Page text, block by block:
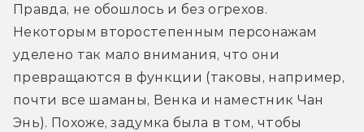
Правда, не обошлось и без огрехов.
Некоторым второстепенным персонажам
уделено так мало внимания, что они
превращаются в функции (таковы, например,
почти все шаманы, Венка и наместник Чан
Энь). Похоже, задумка была в том, чтобы